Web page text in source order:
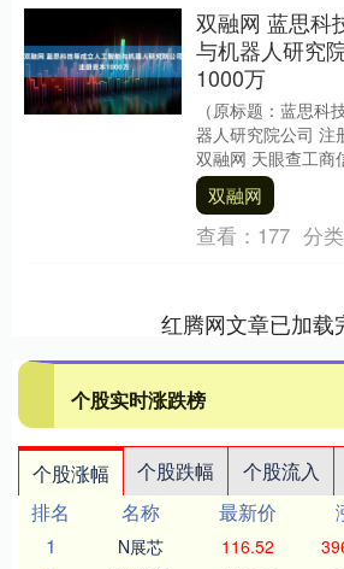
双融网 蓝思科
与机器人研究
1000万
（原标题：蓝思科
器人研究院公司 注
双融网 天眼查工商
省智启未来人工智
公司成立....
双融网
查看： 177 分类
红腾网文章已加载
个股实时涨跌榜
个股涨幅 个股跌幅 个股流入
排名
名称 最新价
1
N展芯 116.52